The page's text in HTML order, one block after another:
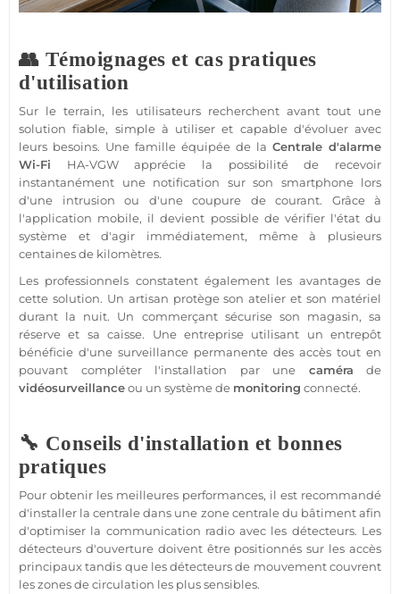
👥 Témoignages et cas pratiques
d'utilisation
Sur le terrain, les utilisateurs recherchent avant tout une
solution fiable, simple à utiliser et capable d'évoluer avec
leurs besoins. Une famille équipée de la Centrale d'alarme
Wi-Fi HA-VGW apprécie la possibilité de recevoir
instantanément une notification sur son smartphone lors
d'une intrusion ou d'une coupure de courant. Grâce à
l'application mobile, il devient possible de vérifier l'état du
système et d'agir immédiatement, même à plusieurs
centaines de kilomètres.
Les professionnels constatent également les avantages de
cette solution. Un artisan protège son atelier et son matériel
durant la nuit. Un commerçant sécurise son magasin, sa
réserve et sa caisse. Une entreprise utilisant un entrepôt
bénéficie d'une surveillance permanente des accès tout en
pouvant compléter l'installation par une caméra de
vidéosurveillanceou un système de monitoring connecté.
🔧 Conseils d'installation et bonnes
pratiques
Pour obtenir les meilleures performances, il est recommandé
d'installer la centrale dans une zone centrale du bâtiment afin
d'optimiser la communication radio avec les détecteurs. Les
détecteurs d'ouverture doivent être positionnés sur les accès
principaux tandis que les détecteurs de mouvement couvrent
les zones de circulation les plus sensibles.